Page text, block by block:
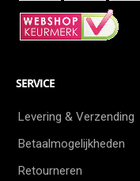
SERVICE
Levering & Verzending
Betaalmogelijkheden
Retourneren